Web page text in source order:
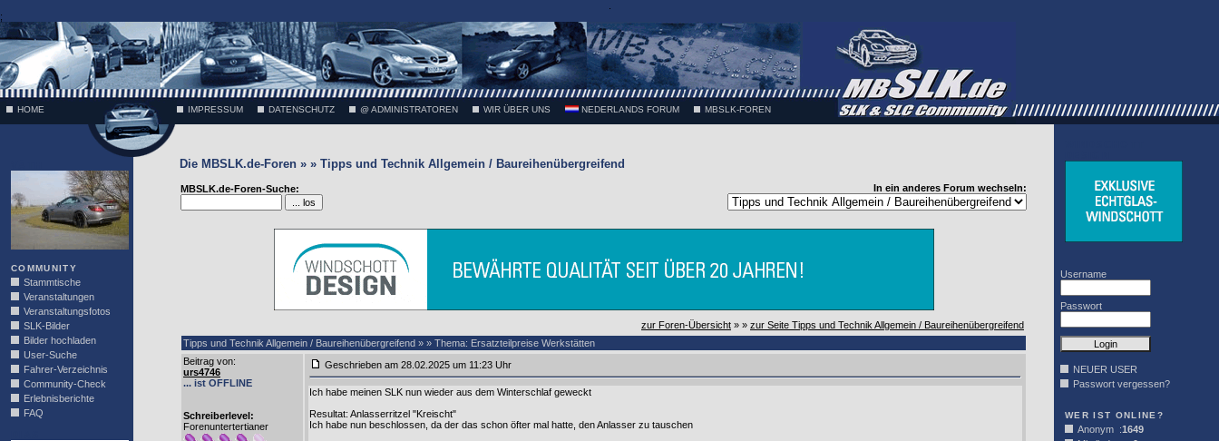
;
HOME IMPRESSUM DATENSCHUTZ @ ADMINISTRATOREN WIR ÜBER UNS NEDERLANDS FORUM MBSLK-FOREN
COMMUNITY
Stammtische
Veranstaltungen
Veranstaltungsfotos
SLK-Bilder
Bilder hochladen
User-Suche
Fahrer-Verzeichnis
Community-Check
Erlebnisberichte
FAQ
Die MBSLK.de-Foren » » Tipps und Technik Allgemein / Baureihenübergreifend
MBSLK.de-Foren-Suche: In ein anderes Forum wechseln:
zur Foren-Übersicht » » zur Seite Tipps und Technik Allgemein / Baureihenübergreifend
Tipps und Technik Allgemein / Baureihenübergreifend » » Thema: Ersatzteilpreise Werkstätten
Beitrag von:
urs4746
... ist OFFLINE
Schreiberlevel:
Forenuntertertianer
Geschrieben am 28.02.2025 um 11:23 Uhr
Ich habe meinen SLK nun wieder aus dem Winterschlaf geweckt
Resultat: Anlasserritzel "Kreischt"
Ich habe nun beschlossen, da der das schon öfter mal hatte, den Anlasser zu tauschen
Username
Passwort
NEUER USER
Passwort vergessen?
WER IST ONLINE?
Anonym :1649